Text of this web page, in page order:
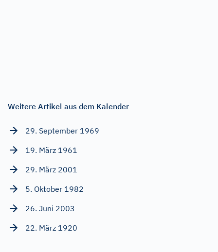
Weitere Artikel aus dem Kalender
29. September 1969
19. März 1961
29. März 2001
5. Oktober 1982
26. Juni 2003
22. März 1920